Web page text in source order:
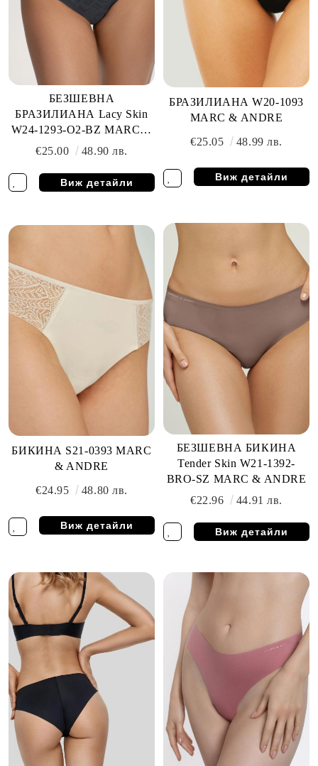
БЕЗШЕВНА
БРАЗИЛИАНА Lacy Skin
W24-1293-O2-BZ MARC &
ANDRE
€25.00 48.90 лв.
Виж детайли
БРАЗИЛИАНА W20-1093
MARC & ANDRE
€25.05 48.99 лв.
Виж детайли
БИКИНА S21-0393 MARC
& ANDRE
€24.95 48.80 лв.
Виж детайли
БЕЗШЕВНА БИКИНА
Tender Skin W21-1392-
BRO-SZ MARC & ANDRE
€22.96
44.91 лв.
Виж детайли